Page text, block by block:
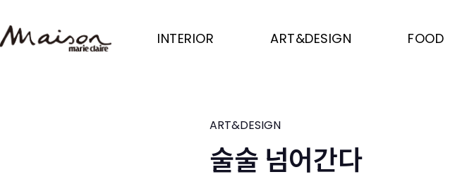
to
main
INTERIOR ART&DESIGN FOOD
ART&DESIGN
술술 넘어간다